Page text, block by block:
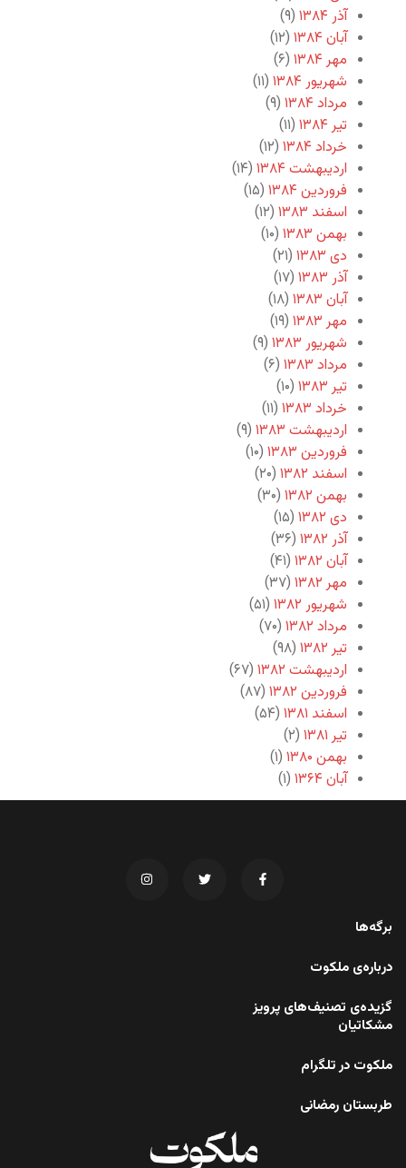
آذر ۱۳۸۴
(۹)
آبان ۱۳۸۴
(۱۲)
مهر ۱۳۸۴
(۶)
شهریور ۱۳۸۴
(۱۱)
مرداد ۱۳۸۴
(۹)
تیر ۱۳۸۴
(۱۱)
خرداد ۱۳۸۴
(۱۲)
اردیبهشت ۱۳۸۴
(۱۴)
فروردین ۱۳۸۴
(۱۵)
اسفند ۱۳۸۳
(۱۲)
بهمن ۱۳۸۳
(۱۰)
دی ۱۳۸۳
(۲۱)
آذر ۱۳۸۳
(۱۷)
آبان ۱۳۸۳
(۱۸)
مهر ۱۳۸۳
(۱۹)
شهریور ۱۳۸۳
(۹)
مرداد ۱۳۸۳
(۶)
تیر ۱۳۸۳
(۱۰)
خرداد ۱۳۸۳
(۱۱)
اردیبهشت ۱۳۸۳
(۹)
فروردین ۱۳۸۳
(۱۰)
اسفند ۱۳۸۲
(۲۰)
بهمن ۱۳۸۲
(۳۰)
دی ۱۳۸۲
(۱۵)
آذر ۱۳۸۲
(۳۶)
آبان ۱۳۸۲
(۴۱)
مهر ۱۳۸۲
(۳۷)
شهریور ۱۳۸۲
(۵۱)
مرداد ۱۳۸۲
(۷۰)
تیر ۱۳۸۲
(۹۸)
اردیبهشت ۱۳۸۲
(۶۷)
فروردین ۱۳۸۲
(۸۷)
اسفند ۱۳۸۱
(۵۴)
تیر ۱۳۸۱
(۲)
بهمن ۱۳۸۰
(۱)
آبان ۱۳۶۴
(۱)
برگه‌ها
درباره‌ی ملکوت
گزیده‌ی تصنیف‌های پرویز
مشکاتیان
ملکوت در تلگرام
طربستان رمضانی